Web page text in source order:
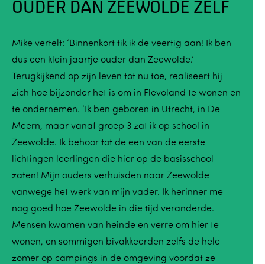
OUDER DAN ZEEWOLDE ZELF
Mike vertelt: ‘Binnenkort tik ik de veertig aan! Ik ben
dus een klein jaartje ouder dan Zeewolde.’
Terugkijkend op zijn leven tot nu toe, realiseert hij
zich hoe bijzonder het is om in Flevoland te wonen en
te ondernemen. ‘Ik ben geboren in Utrecht, in De
Meern, maar vanaf groep 3 zat ik op school in
Zeewolde. Ik behoor tot de een van de eerste
lichtingen leerlingen die hier op de basisschool
zaten! Mijn ouders verhuisden naar Zeewolde
vanwege het werk van mijn vader. Ik herinner me
nog goed hoe Zeewolde in die tijd veranderde.
Mensen kwamen van heinde en verre om hier te
wonen, en sommigen bivakkeerden zelfs de hele
zomer op campings in de omgeving voordat ze